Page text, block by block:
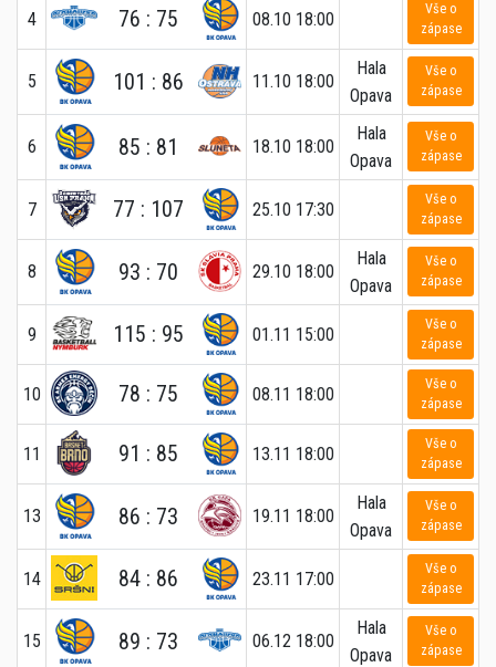
4 76 : 75 08.10 18:00
Vše o
zápase
5 101 : 86 11.10 18:00
Hala
Opava
Vše o
zápase
6 85 : 81 18.10 18:00
Hala
Opava
Vše o
zápase
7 77 : 107 25.10 17:30
Vše o
zápase
8 93 : 70 29.10 18:00
Hala
Opava
Vše o
zápase
9 115 : 95 01.11 15:00
Vše o
zápase
10 78 : 75 08.11 18:00
Vše o
zápase
11 91 : 85 13.11 18:00
Vše o
zápase
13 86 : 73 19.11 18:00
Hala
Opava
Vše o
zápase
14 84 : 86 23.11 17:00
Vše o
zápase
15 89 : 73 06.12 18:00
Hala
Opava
Vše o
zápase